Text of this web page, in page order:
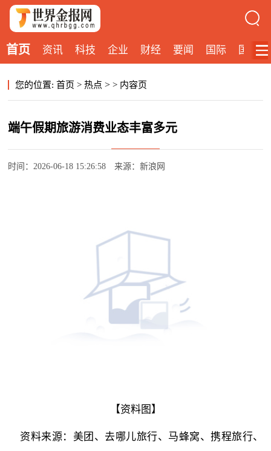
首页 资讯 科技 企业 财经 要闻 国际 国内
您的位置: 首页 > 热点 > > 内容页
端午假期旅游消费业态丰富多元
时间：2026-06-18 15:26:58 来源：新浪网
【资料图】
资料来源：美团、去哪儿旅行、马蜂窝、携程旅行、